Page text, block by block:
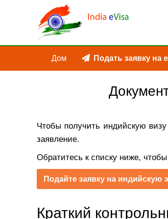
Дом Подать заявку на
Чтобы получить индийскую
заявление.
Обратитесь к списку ниже,
Подайте заявку на индийскую
Краткий